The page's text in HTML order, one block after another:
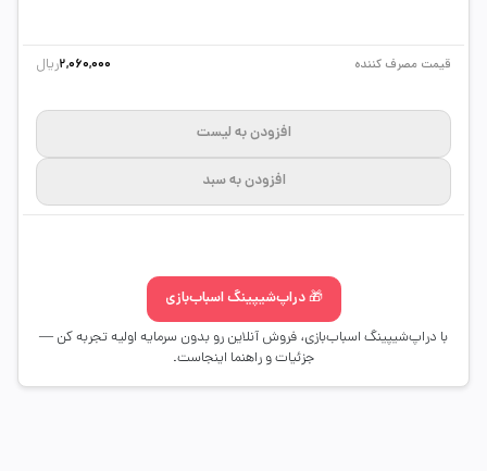
قیمت مصرف کننده 2,060,000ریال
افزودن به لیست
افزودن به سبد
🎁 دراپ‌شیپینگ اسباب‌بازی
با دراپ‌شیپینگ اسباب‌بازی، فروش آنلاین رو بدون سرمایه اولیه تجربه کن —
جزئیات و راهنما اینجاست.